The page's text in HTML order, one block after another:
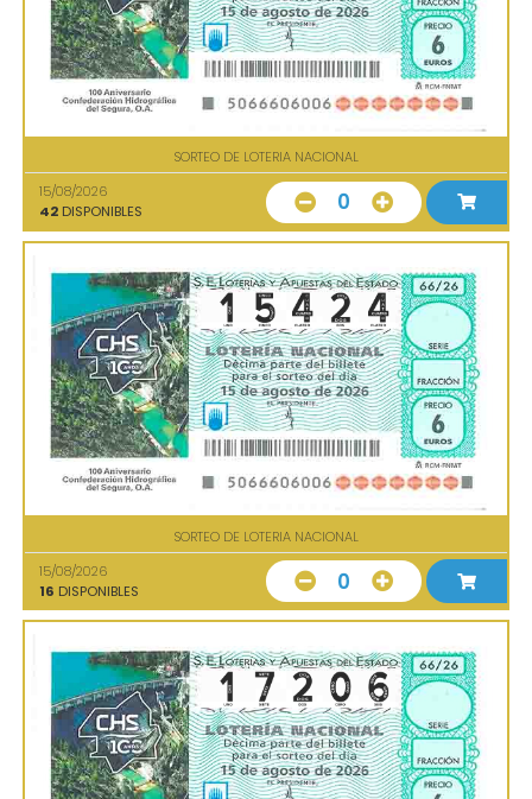
SORTEO DE LOTERIA NACIONAL
15/08/2026
42 DISPONIBLES 0
SORTEO DE LOTERIA NACIONAL
15/08/2026
16 DISPONIBLES 0